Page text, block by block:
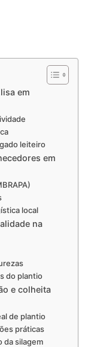
em
leiteiro
em
local
na
do plantio
e colheita
de plantio
práticas
da silagem